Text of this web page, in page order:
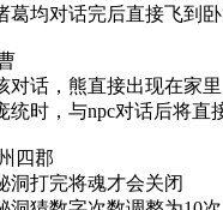
葛均对话完后直接飞到
对话，熊直接出现在家里
统时，与npc对话后将直
四郡
洞打完将魂才会关闭